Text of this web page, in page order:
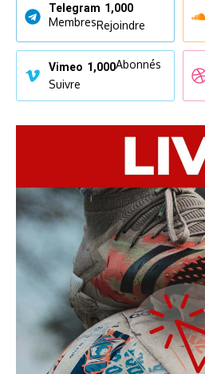
Telegram 1,000
MembresRejoindre
Vimeo 1,000Abonnés
Suivre